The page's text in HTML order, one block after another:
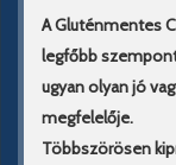
A Gluténmentes
legfőbb
ugyan olyan jó
megfelelője.
Többszörösen